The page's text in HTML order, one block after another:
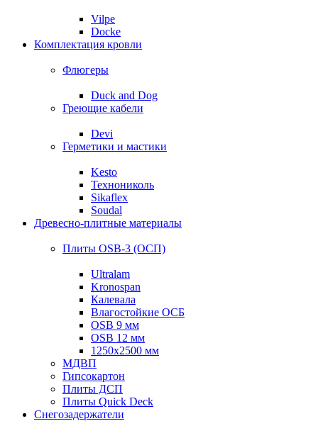
Vilpe
Docke
Комплектация кровли
Флюгеры
Duck and Dog
Греющие кабели
Devi
Герметики и мастики
Kesto
Технониколь
Sikaflex
Soudal
Древесно-плитные материалы
Плиты OSB-3 (ОСП)
Ultralam
Kronospan
Калевала
Влагостойкие ОСБ
OSB 9 мм
OSB 12 мм
1250х2500 мм
МДВП
Гипсокартон
Плиты ДСП
Плиты Quick Deck
Снегозадержатели